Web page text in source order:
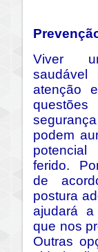
Viver
saudável
atenção
podem
ferido.
de
postura
ajudará
que nos
Outras